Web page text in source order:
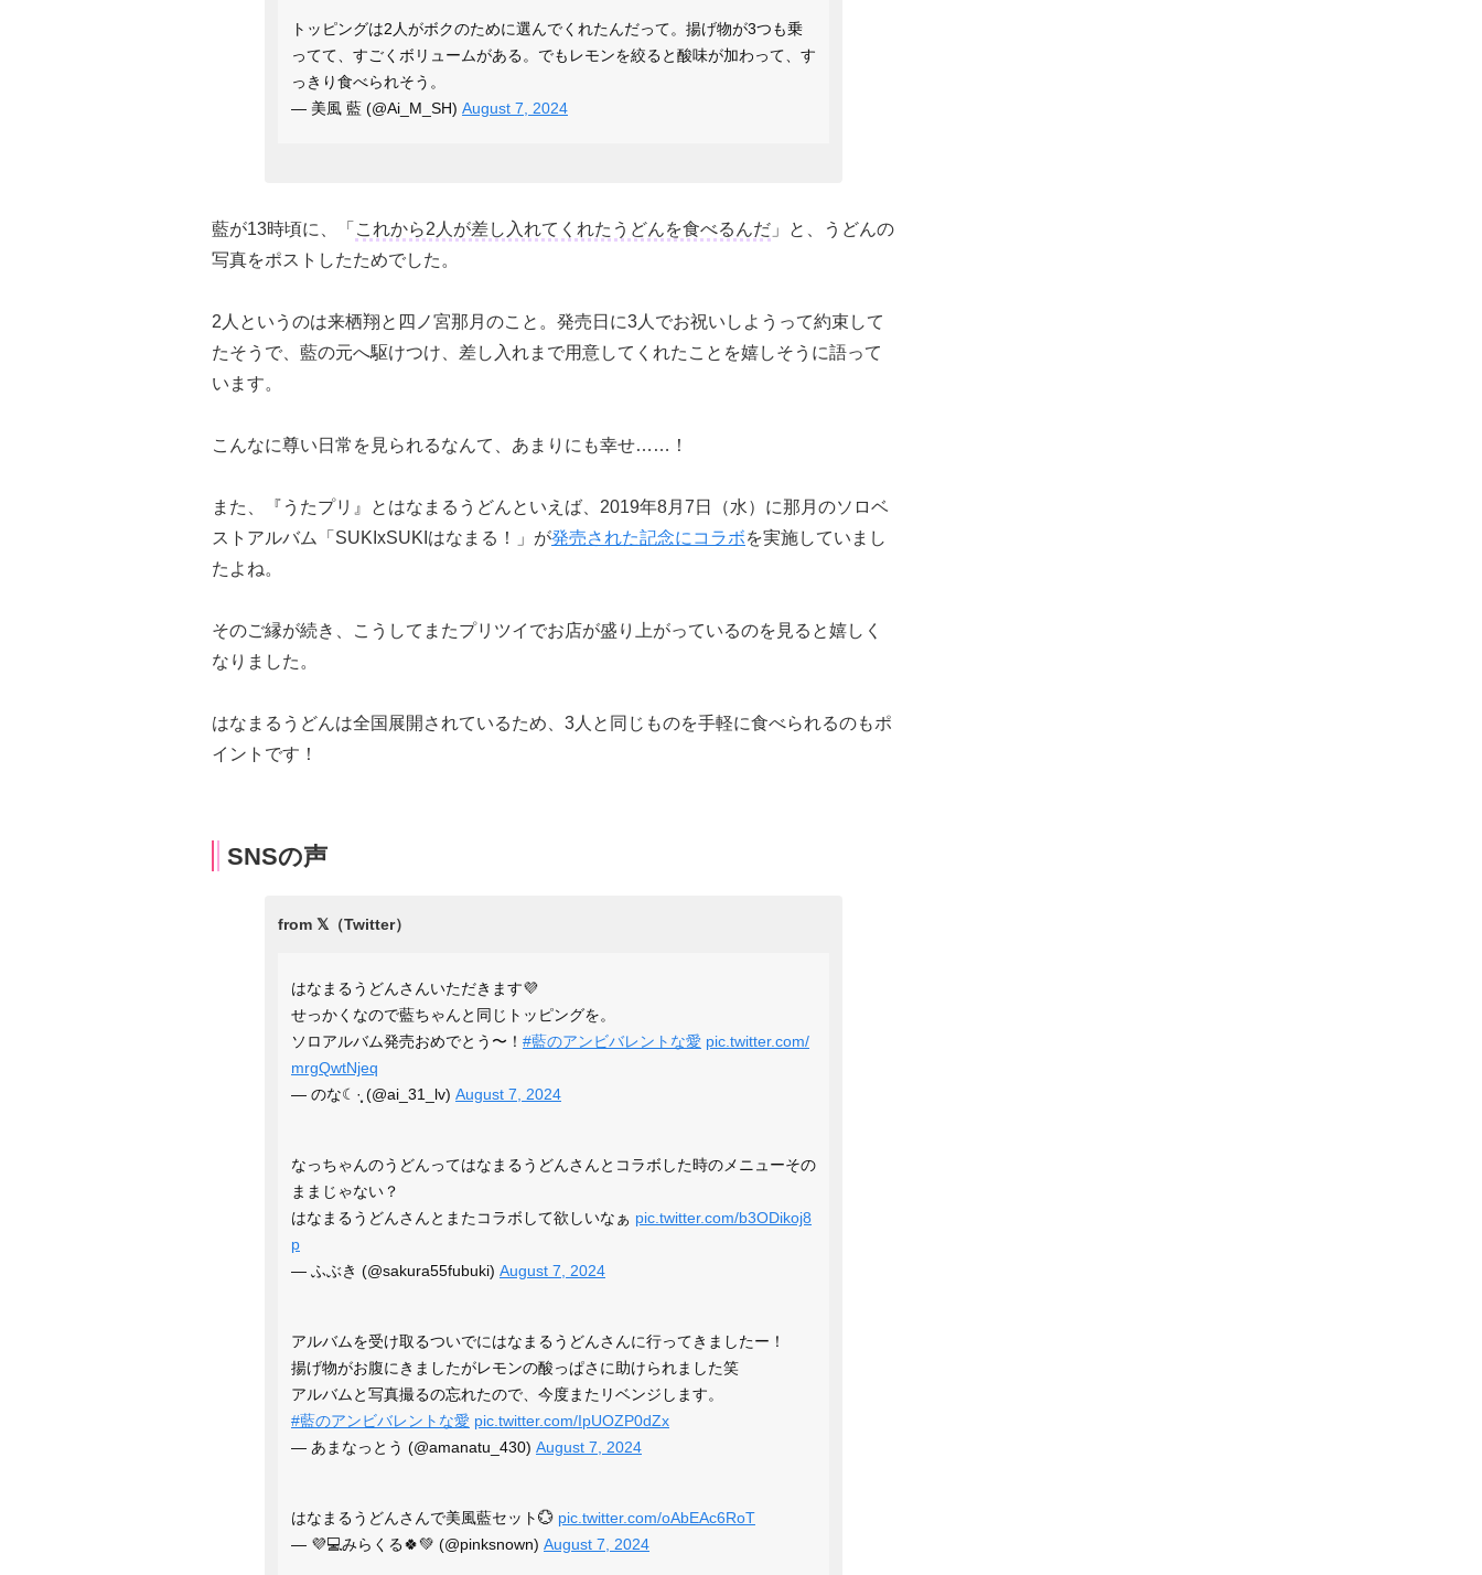
トッピングは2人がボクのために選んでくれたんだって。揚げ物が3つも乗
ってて、すごくボリュームがある。でもレモンを絞ると酸味が加わって、す
っきり食べられそう。
— 美風 藍 (@Ai_M_SH) August 7, 2024
藍が13時頃に、「 これから2人が差し入れてくれたうどんを食べるんだ 」と、うどんの
写真をポストしたためでした。
2人というのは来栖翔と四ノ宮那月のこと。発売日に3人でお祝いしようって約束して
たそうで、藍の元へ駆けつけ、差し入れまで用意してくれたことを嬉しそうに語って
います。
こんなに尊い日常を見られるなんて、あまりにも幸せ……！
また、『うたプリ』とはなまるうどんといえば、2019年8月7日（水）に那月のソロベ
ストアルバム「SUKIxSUKIはなまる！」が発売された記念にコラボを実施していまし
たよね。
そのご縁が続き、こうしてまたプリツイでお店が盛り上がっているのを見ると嬉しく
なりました。
はなまるうどんは全国展開されているため、3人と同じものを手軽に食べられるのもポ
イントです！
SNSの声
はなまるうどんさんいただきます💜
せっかくなので藍ちゃんと同じトッピングを。
ソロアルバム発売おめでとう〜！ #藍のアンビバレントな愛 pic.twitter.com/
mrgQwtNjeq
— のな☾·̩͙ (@ai_31_lv) August 7, 2024
なっちゃんのうどんってはなまるうどんさんとコラボした時のメニューその
ままじゃない？
はなまるうどんさんとまたコラボして欲しいなぁ pic.twitter.com/b3ODikoj8
p
— ふぶき (@sakura55fubuki) August 7, 2024
アルバムを受け取るついでにはなまるうどんさんに行ってきましたー！
揚げ物がお腹にきましたがレモンの酸っぱさに助けられました笑
アルバムと写真撮るの忘れたので、今度またリベンジします。
#藍のアンビバレントな愛 pic.twitter.com/IpUOZP0dZx
— あまなっとう (@amanatu_430) August 7, 2024
はなまるうどんさんで美風藍セット💮 pic.twitter.com/oAbEAc6RoT
— 💜💻みらくる🍀💚 (@pinksnown) August 7, 2024